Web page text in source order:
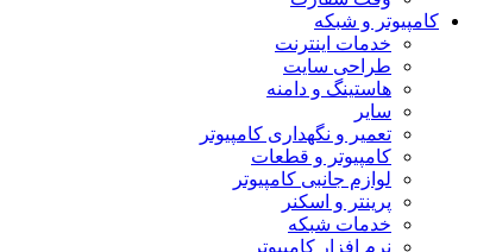
کامپیوتر و شبکه
خدمات اینترنت
طراحی سایت
هاستینگ و دامنه
سایر
تعمیر و نگهداری کامپیوتر
کامپیوتر و قطعات
لوازم جانبی کامپیوتر
پرینتر و اسکنر
خدمات شبکه
نرم افزار کامپیوتر